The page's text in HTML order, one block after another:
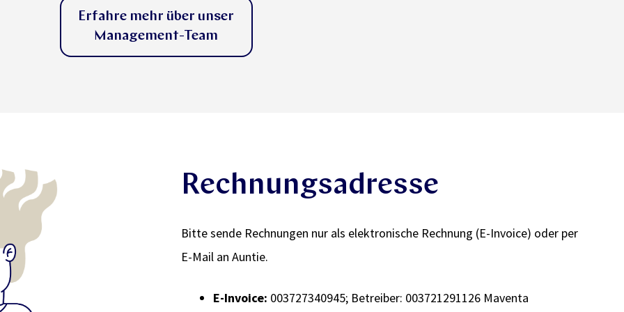
Erfahre mehr über unser
Management-Team
Rechnungsadresse
Bitte sende Rechnungen nur als elektronische Rechnung (E-Invoice) oder per
E-Mail an Auntie.
E-Invoice: 003727340945; Betreiber: 003721291126 Maventa